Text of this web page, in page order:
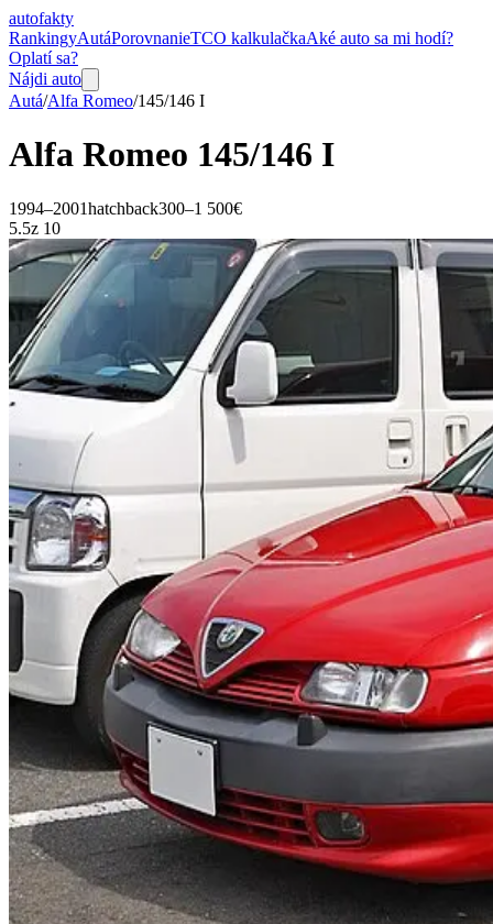
autofakty
RankingyAutáPorovnanieTCO kalkulačkaAké auto sa mi hodí?
Oplatí sa?
Nájdi auto
Autá/Alfa Romeo/145/146 I
Alfa Romeo 145/146 I
1994–2001hatchback300–1 500€
5.5z 10